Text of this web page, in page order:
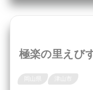
極楽の里えび